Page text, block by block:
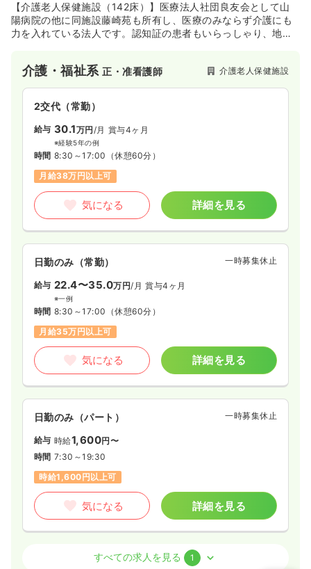
【介護老人保健施設（142床）】医療法人社団良友会として山
陽病院の他に同施設藤崎苑も所有し、医療のみならず介護にも
力を入れている法人です。認知証の患者もいらっしゃり、地域
介護・福祉系正・准看護師 介護老人保健施設
2交代（常勤）
給与 30.1万円/月 賞与4ヶ月
※経験5年の例
時間 8:30～17:00 （休憩60分）
月給38万円以上可
気になる 詳細を見る
日勤のみ（常勤） 一時募集休止
給与 22.4〜35.0万円/月 賞与4ヶ月
※一例
時間 8:30～17:00 （休憩60分）
月給35万円以上可
気になる 詳細を見る
日勤のみ（パート） 一時募集休止
給与 時給1,600円〜
時間 7:30～19:30
時給1,600円以上可
気になる 詳細を見る
介護・福祉系正・准看護師 デイケア・デイサービス
すべての求人を見る 1